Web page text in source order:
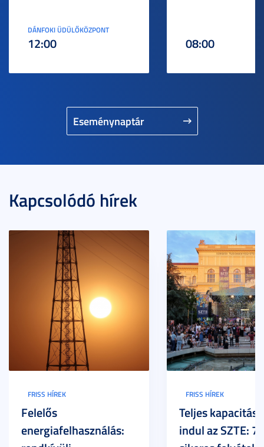
Eseménynaptár
DÁNFOKI ÜDÜLŐKÖZPONT
12:00 08:00
Kapcsolódó hírek
FRISS HÍREK
Felelős
energiafelhasználás:
FRISS HÍREK
Teljes
indul az SZTE: